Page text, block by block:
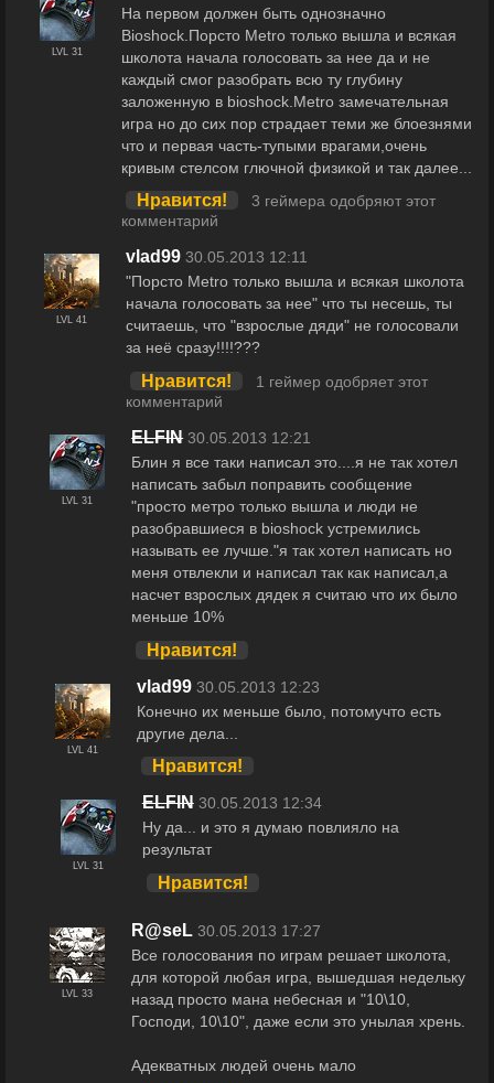
LVL 31
На первом должен быть однозначно
Bioshock.Порсто Metro только вышла и всякая
школота начала голосовать за нее да и не
каждый смог разобрать всю ту глубину
заложенную в bioshоck.Metro замечательная
игра но до сих пор страдает теми же блоезнями
что и первая часть-тупыми врагами,очень
кривым стелсом глючной физикой и так далее...
Нравится!
3 геймера одобряют этот
комментарий
LVL 41
vlad99 30.05.2013 12:11
"Порсто Metro только вышла и всякая школота
начала голосовать за нее" что ты несешь, ты
считаешь, что "взрослые дяди" не голосовали
за неё сразу!!!!???
Нравится!
1 геймер одобряет этот
комментарий
LVL 31
ELFIN 30.05.2013 12:21
Блин я все таки написал это....я не так хотел
написать забыл поправить сообщение
"просто метро только вышла и люди не
разобравшиеся в bioshock устремились
называть ее лучше."я так хотел написать но
меня отвлекли и написал так как написал,а
насчет взрослых дядек я считаю что их было
меньше 10%
Нравится!
LVL 41
vlad99 30.05.2013 12:23
Конечно их меньше было, потомучто есть
другие дела...
Нравится!
LVL 31
ELFIN 30.05.2013 12:34
Ну да... и это я думаю повлияло на
результат
Нравится!
LVL 33
R@seL 30.05.2013 17:27
Все голосования по играм решает школота,
для которой любая игра, вышедшая недельку
назад просто мана небесная и "10\10,
Господи, 10\10", даже если это унылая хрень.
Адекватных людей очень мало